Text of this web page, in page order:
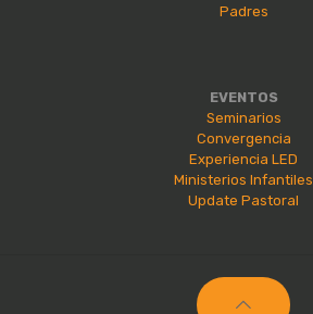
Padres
EVENTOS
Seminarios
Convergencia
Experiencia LED
Ministerios Infantiles
Update Pastoral